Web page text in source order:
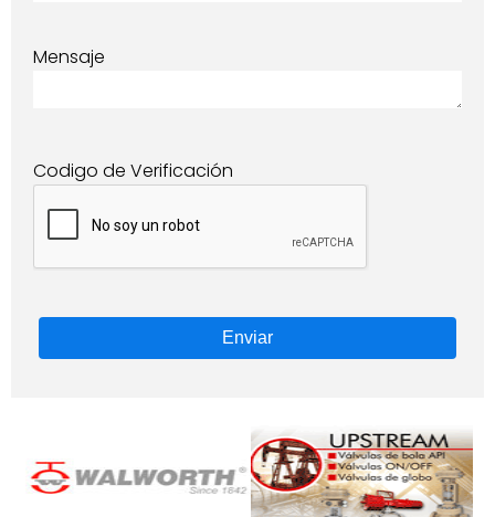
Mensaje
Codigo de Verificación
Enviar